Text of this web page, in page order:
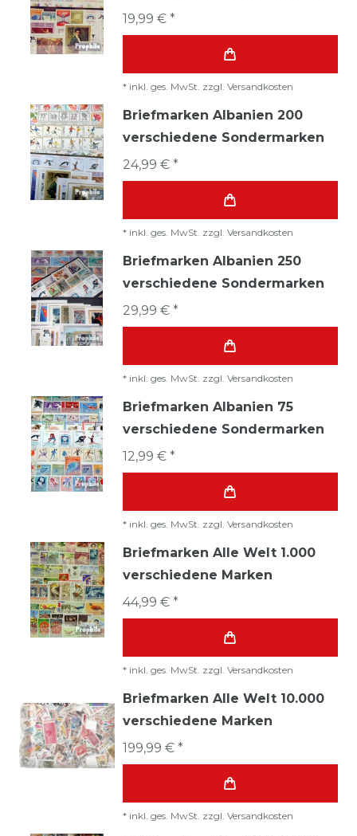
19,99 € *
* inkl. ges. MwSt. zzgl. Versandkosten
Briefmarken Albanien 200
verschiedene Sondermarken
24,99 € *
* inkl. ges. MwSt. zzgl. Versandkosten
Briefmarken Albanien 250
verschiedene Sondermarken
29,99 € *
* inkl. ges. MwSt. zzgl. Versandkosten
Briefmarken Albanien 75
verschiedene Sondermarken
12,99 € *
* inkl. ges. MwSt. zzgl. Versandkosten
Briefmarken Alle Welt 1.000
verschiedene Marken
44,99 € *
* inkl. ges. MwSt. zzgl. Versandkosten
Briefmarken Alle Welt 10.000
verschiedene Marken
199,99 € *
* inkl. ges. MwSt. zzgl. Versandkosten